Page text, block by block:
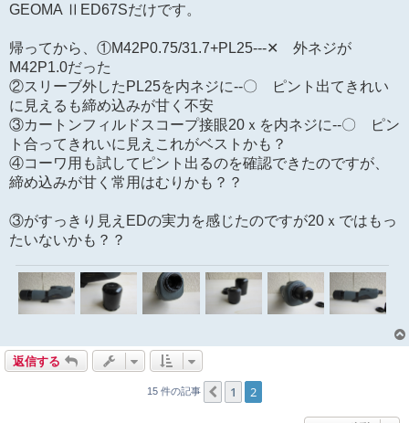
GEOMA ⅡED67Sだけです。
帰ってから、①M42P0.75/31.7+PL25---✕ 外ネジが
M42P1.0だった
②スリーブ外したPL25を内ネジに--〇 ピント出てきれい
に見えるも締め込みが甘く不安
③カートンフィルドスコープ接眼20ｘを内ネジに--〇 ピン
ト合ってきれいに見えこれがベストかも？
④コーワ用も試してピント出るのを確認できたのですが、
締め込みが甘く常用はむりかも？？
③がすっきり見えEDの実力を感じたのですが20ｘではもっ
たいないかも？？
返信する
15 件の記事 １つ前へ
1 2